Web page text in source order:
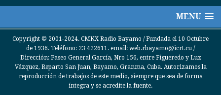
MENU
Copyright © 2001-2024. CMKX Radio Bayamo / Fundada el 10 Octubre
de 1936. Teléfono: 23 422611. email: web.rbayamo@icrt.cu /
Dirección: Paseo General García, Nro 156, entre Figueredo y Luz
Vázquez, Reparto San Juan, Bayamo, Granma, Cuba. Autorizamos la
reproducción de trabajos de este medio, siempre que sea de forma
íntegra y se acredite la fuente.